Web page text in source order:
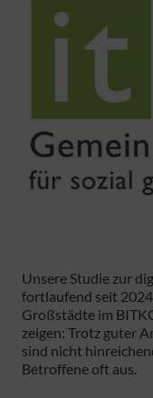
Unsere Studie zur
fortlaufend seit
Großstädte im
zeigen: Trotz guter
sind nicht
Betroffene oft aus.